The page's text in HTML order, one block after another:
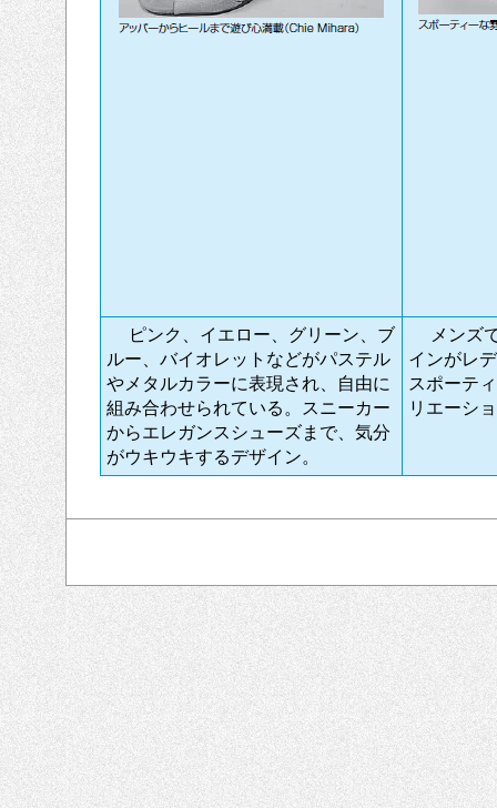
ピンク、イエロー、グリーン、ブ
ルー、バイオレットなどがパステル
やメタルカラーに表現され、自由に
組み合わせられている。スニーカー
からエレガンスシューズまで、気分
がウキウキするデザイン。
メンズで
インがレ
スポーテ
リエーシ